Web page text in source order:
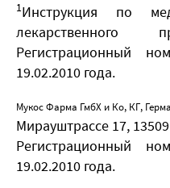
1Инструкция по
лекарственного
Регистрационный
19.02.2010 года.
Мукос Фарма ГмбХ и Ко, КГ,
Мирауштрассе 17,
Регистрационный
19.02.2010 года.